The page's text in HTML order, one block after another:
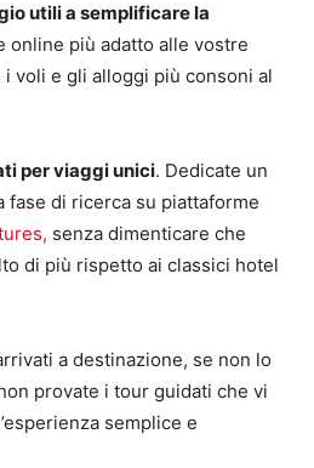
utili a semplificare la
online più adatto alle vostre
voli e gli alloggi più consoni al
per viaggi unici. Dedicate un
fase di ricerca su piattaforme
senza dimenticare che
di più rispetto ai classici hotel
a destinazione, se non lo
provate i tour guidati che vi
semplice e